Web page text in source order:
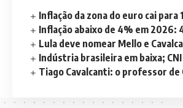
Inflação da zona do euro cai
Inflação abaixo de 4% em 2026:
Lula deve nomear Mello e
Indústria brasileira em baixa;
Tiago Cavalcanti: o professor de